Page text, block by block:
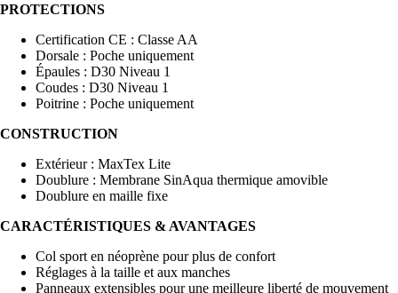
PROTECTIONS
Certification CE : Classe AA
Dorsale : Poche uniquement
Épaules : D30 Niveau 1
Coudes : D30 Niveau 1
Poitrine : Poche uniquement
CONSTRUCTION
Extérieur : MaxTex Lite
Doublure : Membrane SinAqua thermique amovible
Doublure en maille fixe
CARACTÉRISTIQUES & AVANTAGES
Col sport en néoprène pour plus de confort
Réglages à la taille et aux manches
Panneaux extensibles pour une meilleure liberté de mouvement